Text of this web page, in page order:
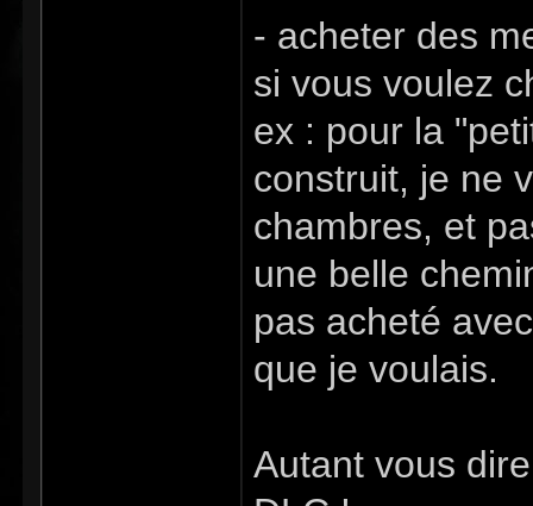
- acheter des
si vous voulez
ex : pour la
construit, je ne
chambres, et
une belle
pas acheté
que je voulais.
Autant vous